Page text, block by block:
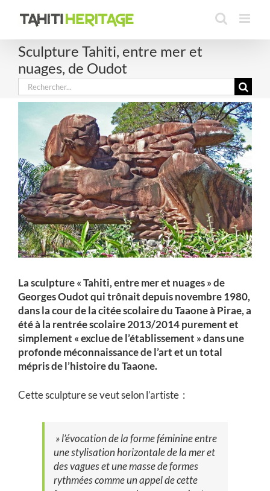
Sculpture Tahiti, entre mer et
nuages, de Oudot
Rechercher:
La sculpture « Tahiti, entre mer et nuages » de
Georges Oudot qui trônait depuis novembre 1980,
dans la cour de la citée scolaire du Taaone à Pirae, a
été à la rentrée scolaire 2013/2014 purement et
simplement « exclue de l’établissement » dans une
profonde méconnaissance de l’art et un total
mépris de l’histoire du Taaone.
Cette sculpture se veut selon l’artiste :
» l’évocation de la forme féminine entre
une stylisation horizontale de la mer et
des vagues et une masse de formes
rythmées comme un appel de cette